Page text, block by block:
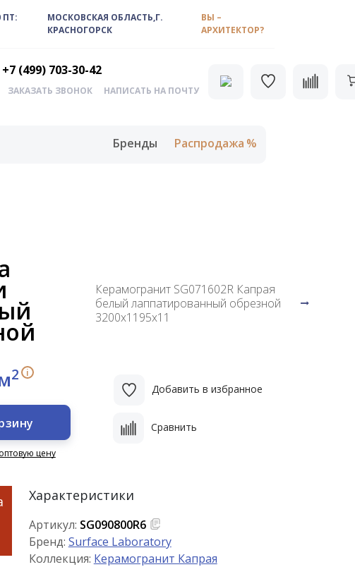
ПТ:
МОСКОВСКАЯ ОБЛАСТЬ,Г.
КРАСНОГОРСК
ВЫ –
АРХИТЕКТОР?
+7 (499) 703-30-42
ЗАКАЗАТЬ ЗВОНОК НАПИСАТЬ НА ПОЧТУ
Бренды Распродажа
Керамогранит SG071602R Капрая
белый лаппатированный обрезной
3200х1195х11
2 i
цену
Добавить в избранное
Сравнить
Характеристики
Артикул: SG090800R6
Бренд: Surface Laboratory
Коллекция: Керамогранит Капрая